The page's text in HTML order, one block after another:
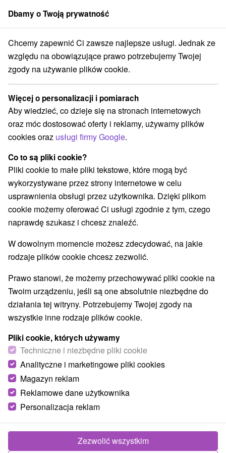
członek grupySorger
oferty na Słowacji Halloween pozostaje Severné Slovensko
Halloween pozostaje Severné
Slovensko
Kategorie
Wszystkie kategorie
Pobyty z rabatem
Wellness pobyty(54)
Romantyczne wypady(19) Pobyty dla seniorów(19)
Wakacje rodzinne(45)
Wybierz lokalizację lub datę
Najlepiej sprzedające
1.
Urlop wellness w Dolinie Jańskiej oferujący
połączenie tradycji i nowoczesnej gastronomii
Hotel Strachanovka
Od 1 Noce
Śniadanie, Śniadanie I Kolacja
Zakwaterowanie na Liptowie z elastycznymi
posiłkami, drinkiem powitalnym i codziennym
Dbamy o Twoją prywatność
Chcemy zapewnić Ci zawsze najlepsze usługi. Jednak ze
względu na obowiązujące prawo potrzebujemy Twojej
zgody na używanie plików cookie.
Więcej o personalizacji i pomiarach
Aby wiedzieć, co dzieje się na stronach internetowych
oraz móc dostosować oferty i reklamy, używamy plików
cookies oraz usługi firmy Google.
Co to są pliki cookie?
Pliki cookie to małe pliki tekstowe, które mogą być
wykorzystywane przez strony internetowe w celu
usprawnienia obsługi przez użytkownika. Dzięki plikom
cookie możemy oferować Ci usługi zgodnie z tym, czego
naprawdę szukasz i chcesz znaleźć.
W dowolnym momencie możesz zdecydować, na jakie
rodzaje plików cookie chcesz zezwolić.
Prawo stanowi, że możemy przechowywać pliki cookie na
Twoim urządzeniu, jeśli są one absolutnie niezbędne do
działania tej witryny. Potrzebujemy Twojej zgody na
wszystkie inne rodzaje plików cookie.
Pliki cookie, których używamy
Techniczne i niezbędne pliki cookie
Analityczne i marketingowe pliki cookies
Magazyn reklam
Reklamowe dane użytkownika
Personalizacja reklam
Zezwolić wszystkim